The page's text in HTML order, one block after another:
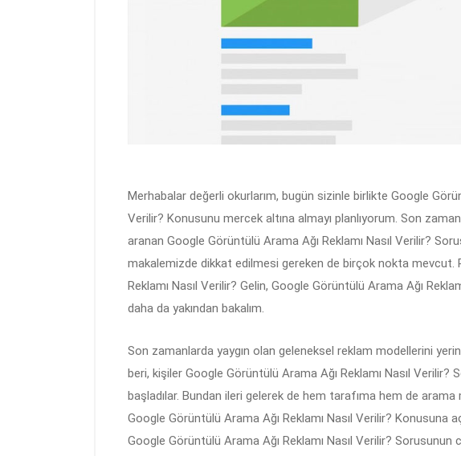
Merhabalar değerli okurlarım, bugün sizinle birlikte Google
Verilir? Konusunu mercek altına almayı planlıyorum. Son
aranan Google Görüntülü Arama Ağı Reklamı Nasıl Verilir?
makalemizde dikkat edilmesi gereken de birçok nokta mevcut.
Reklamı Nasıl Verilir? Gelin, Google Görüntülü Arama Ağı
daha da yakından bakalım.
Son zamanlarda yaygın olan geleneksel reklam modellerini yerini
beri, kişiler Google Görüntülü Arama Ağı Reklamı Nasıl Verilir?
başladılar. Bundan ileri gelerek de hem tarafıma hem de arama
Google Görüntülü Arama Ağı Reklamı Nasıl Verilir? Konusuna
Google Görüntülü Arama Ağı Reklamı Nasıl Verilir? Sorusunun